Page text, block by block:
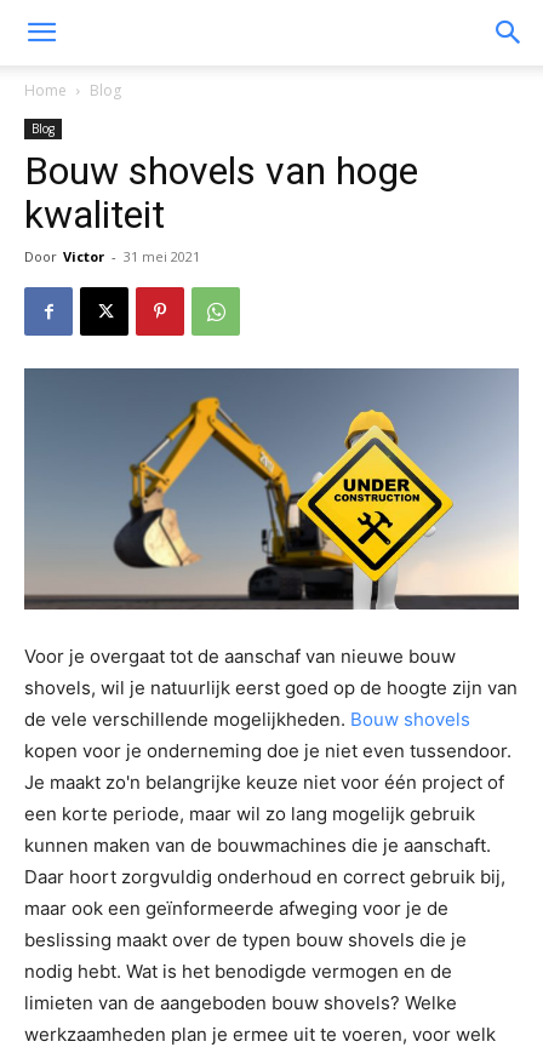
Home Blog
Blog
Bouw shovels van hoge
kwaliteit
Door Victor - 31 mei 2021
Voor je overgaat tot de aanschaf van nieuwe bouw
shovels, wil je natuurlijk eerst goed op de hoogte zijn van
de vele verschillende mogelijkheden. Bouw shovels
kopen voor je onderneming doe je niet even tussendoor.
Je maakt zo'n belangrijke keuze niet voor één project of
een korte periode, maar wil zo lang mogelijk gebruik
kunnen maken van de bouwmachines die je aanschaft.
Daar hoort zorgvuldig onderhoud en correct gebruik bij,
maar ook een geïnformeerde afweging voor je de
beslissing maakt over de typen bouw shovels die je
nodig hebt. Wat is het benodigde vermogen en de
limieten van de aangeboden bouw shovels? Welke
werkzaamheden plan je ermee uit te voeren, voor welk